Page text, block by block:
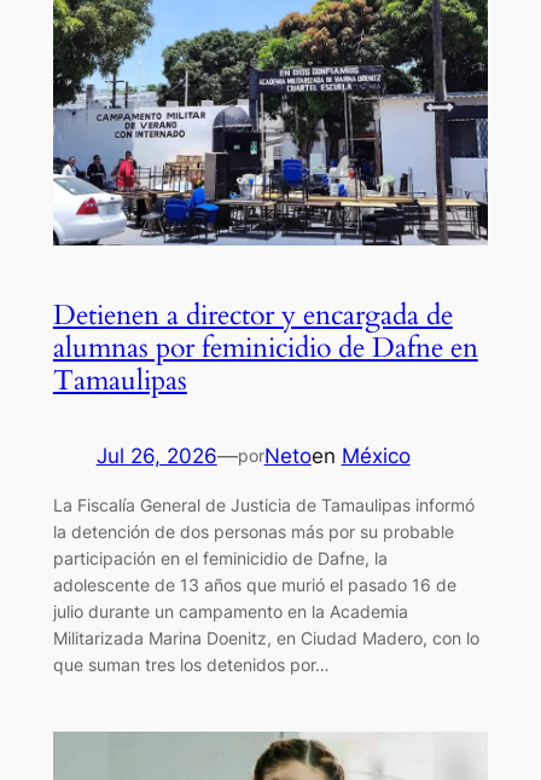
Detienen a director y encargada de
alumnas por feminicidio de Dafne en
Tamaulipas
Jul 26, 2026—porNetoen México
La Fiscalía General de Justicia de Tamaulipas informó
la detención de dos personas más por su probable
participación en el feminicidio de Dafne, la
adolescente de 13 años que murió el pasado 16 de
julio durante un campamento en la Academia
Militarizada Marina Doenitz, en Ciudad Madero, con lo
que suman tres los detenidos por…